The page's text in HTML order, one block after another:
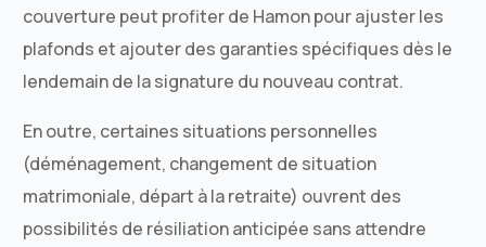
couverture peut profiter de Hamon pour ajuster les
plafonds et ajouter des garanties spécifiques dès le
lendemain de la signature du nouveau contrat.
En outre, certaines situations personnelles
(déménagement, changement de situation
matrimoniale, départ à la retraite) ouvrent des
possibilités de résiliation anticipée sans attendre